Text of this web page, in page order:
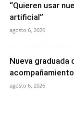
“Quieren usar
artificial”
agosto 6, 2026
Nueva graduada
agosto 6, 2026